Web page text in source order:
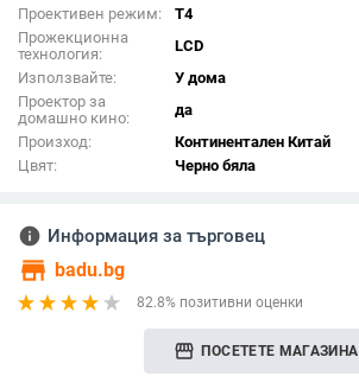
Проективен режим:
Т4
Прожекционна
технология:
LCD
Използвайте:
У дома
Проектор за
домашно кино:
да
Произход:
Континентален Китай
Цвят:
Черно бяла
info Информация за търговец
store badu.bg
82.8% позитивни оценки
storefront ПОСЕТЕТЕ МАГАЗИНА